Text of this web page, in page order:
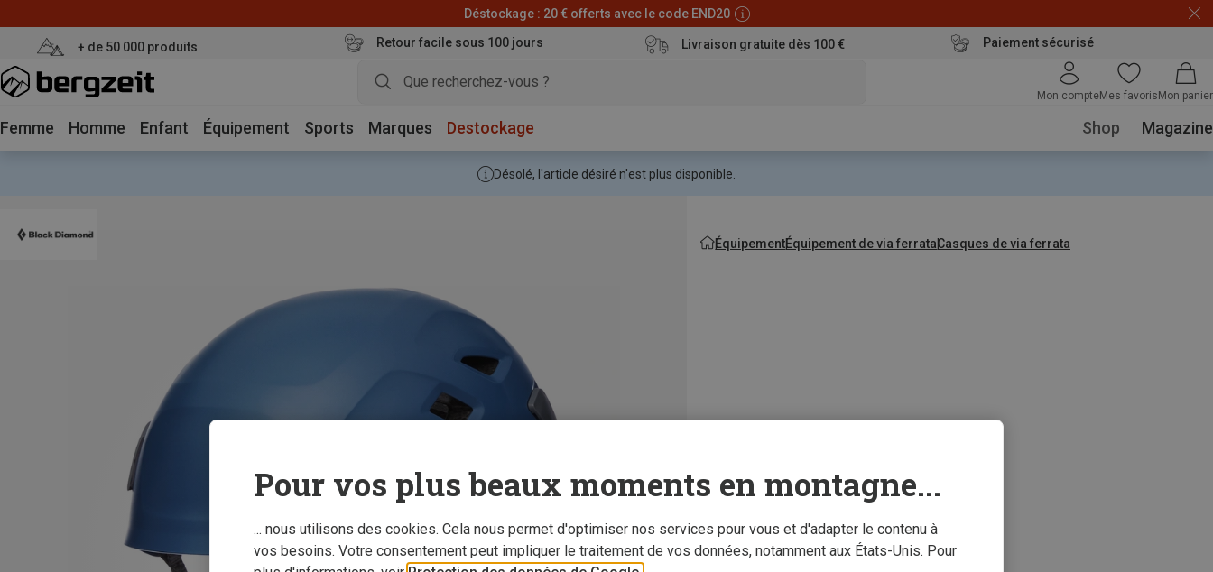
Déstockage : 20 € offerts avec le code END20
+ de 50 000 produits Retour facile sous 100 jours Livraison gratuite dès 100 € Paiement sécurisé
Mon compteMes favoris Mon panier
Femme Homme Enfant Équipement Sports Marques Destockage Shop Magazine
Désolé, l'article désiré n'est plus disponible.
ÉquipementÉquipement de via ferrataCasques de via ferrata
Pour vos plus beaux moments en montagne...
... nous utilisons des cookies. Cela nous permet d'optimiser nos services pour vous et d'adapter le contenu à
vos besoins. Votre consentement peut impliquer le traitement de vos données, notamment aux États-Unis. Pour